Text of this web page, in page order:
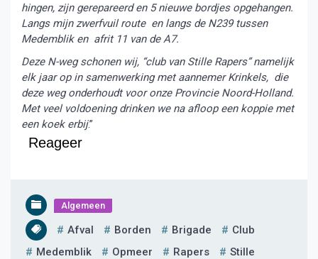
hingen, zijn gerepareerd en 5 nieuwe bordjes opgehangen.
Langs mijn zwerfvuil route en langs de N239 tussen
Medemblik en afrit 11 van de A7.
Deze N-weg schonen wij, “club van Stille Rapers” namelijk
elk jaar op in samenwerking met aannemer Krinkels, die
deze weg onderhoudt voor onze Provincie Noord-Holland.
Met veel voldoening drinken we na afloop een koppie met
een koek erbij.”
Reageer
Algemeen
Afval Borden Brigade
Club
Medemblik
Opmeer Rapers
Stille